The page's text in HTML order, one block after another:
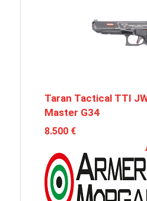
Taran Tactical TTI
Master G34
8.500 €